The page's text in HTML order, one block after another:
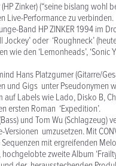
Zinker) (“seine bislang
Live-Performance zu verbinden.
Band HP ZINKER 1994 im
Jockey’ oder ‘Roughneck’
den ‘Lemonheads’, ‘Sonic
Hans Platzgumer (Gitarre/
und Gigs unter Pseudonymen
auf Labels wie Lado, Disko B,
ersten Roman ‘Expedition’.
und Tom Wu (Schlagzeug)
umzusetzen. Mit
mit ergreifenden
hochgelobte zweite Album